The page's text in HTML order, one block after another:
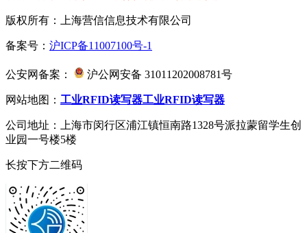
版权所有：上海营信信息技术有限公司
备案号： 沪ICP备11007100号-1
公安网备案： 沪公网安备 31011202008781号
网站地图： 工业RFID读写器工业RFID读写器
公司地址：上海市闵行区浦江镇恒南路1328号派拉蒙留学生创
业园一号楼5楼
长按下方二维码